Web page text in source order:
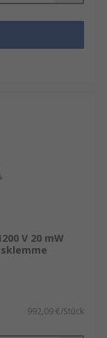
V 20 mW
992,09 €/Stück